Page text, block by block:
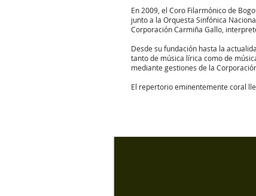
En 2009, el Coro Filarmónico de
junto a la Orquesta Sinfónica
Corporación Carmiña Gallo,
Desde su fundación hasta la
tanto de música lírica como de
mediante gestiones de la
El repertorio eminentemente coral